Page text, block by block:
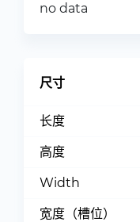
no data
尺寸
长度
高度
Width
宽度（槽位）